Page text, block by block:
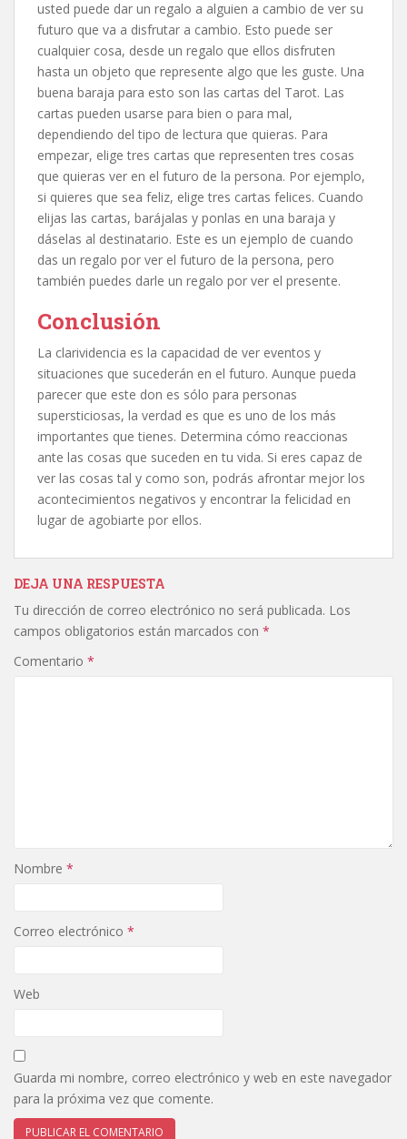
usted puede dar un regalo a alguien a cambio de ver su
futuro que va a disfrutar a cambio. Esto puede ser
cualquier cosa, desde un regalo que ellos disfruten
hasta un objeto que represente algo que les guste. Una
buena baraja para esto son las cartas del Tarot. Las
cartas pueden usarse para bien o para mal,
dependiendo del tipo de lectura que quieras. Para
empezar, elige tres cartas que representen tres cosas
que quieras ver en el futuro de la persona. Por ejemplo,
si quieres que sea feliz, elige tres cartas felices. Cuando
elijas las cartas, barájalas y ponlas en una baraja y
dáselas al destinatario. Este es un ejemplo de cuando
das un regalo por ver el futuro de la persona, pero
también puedes darle un regalo por ver el presente.
Conclusión
La clarividencia es la capacidad de ver eventos y
situaciones que sucederán en el futuro. Aunque pueda
parecer que este don es sólo para personas
supersticiosas, la verdad es que es uno de los más
importantes que tienes. Determina cómo reaccionas
ante las cosas que suceden en tu vida. Si eres capaz de
ver las cosas tal y como son, podrás afrontar mejor los
acontecimientos negativos y encontrar la felicidad en
lugar de agobiarte por ellos.
DEJA UNA RESPUESTA
Tu dirección de correo electrónico no será publicada. Los
campos obligatorios están marcados con *
Comentario *
Nombre *
Correo electrónico *
Web
Guarda mi nombre, correo electrónico y web en este navegador
para la próxima vez que comente.